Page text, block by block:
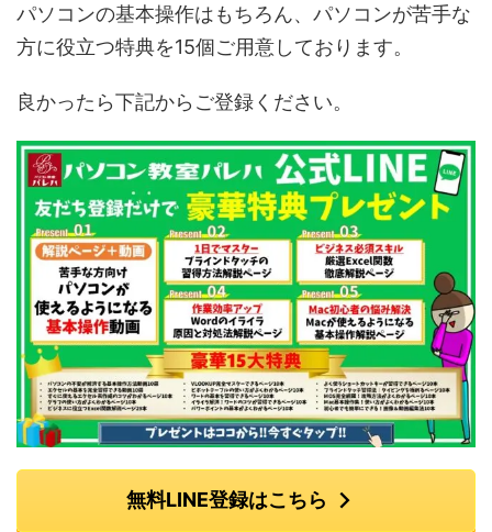
パソコンの基本操作はもちろん、パソコンが苦手な
方に役立つ特典を15個ご用意しております。
良かったら下記からご登録ください。
無料LINE登録はこちら